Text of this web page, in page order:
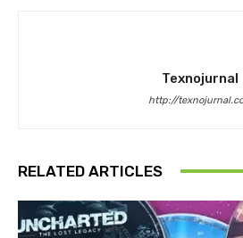
Texnojurnal
http://
RELATED ARTICLES